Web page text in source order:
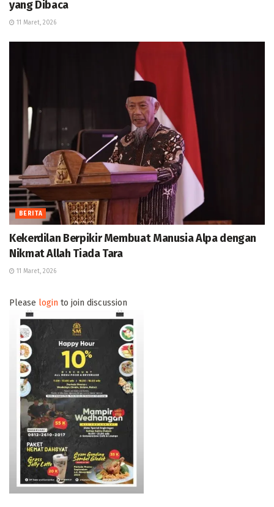
yang Dibaca
11 Maret, 2026
BERITA
Kekerdilan Berpikir Membuat Manusia Alpa dengan
Nikmat Allah Tiada Tara
11 Maret, 2026
Please login to join discussion